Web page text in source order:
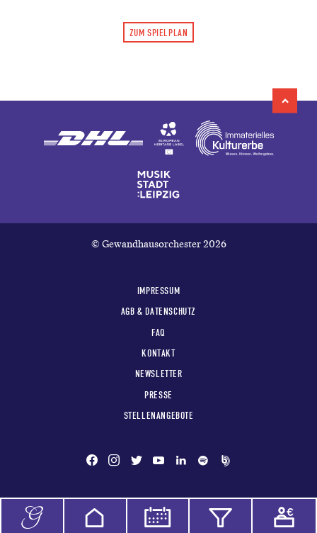
ZUM SPIELPLAN
© Gewandhausorchester 2026
IMPRESSUM
AGB & DATENSCHUTZ
FAQ
KONTAKT
NEWSLETTER
PRESSE
STELLENANGEBOTE